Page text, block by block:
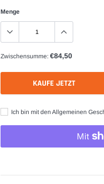
Menge
Zwischensumme: €84,50
KAUFE JETZT
Ich bin mit den Allgemeinen